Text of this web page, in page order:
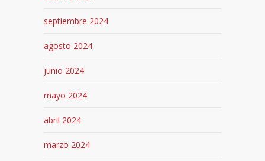
septiembre 2024
agosto 2024
junio 2024
mayo 2024
abril 2024
marzo 2024